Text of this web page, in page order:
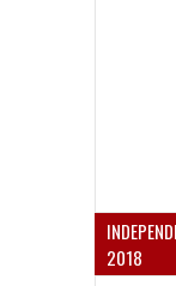
2018